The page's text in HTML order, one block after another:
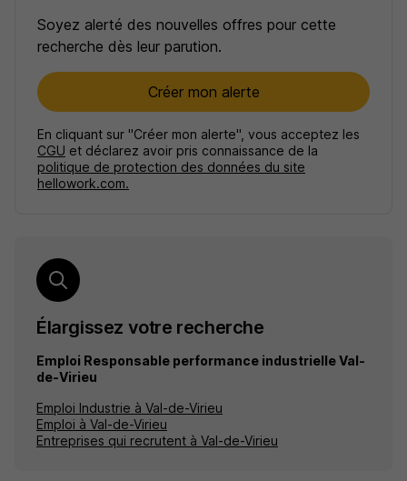
Soyez alerté des nouvelles offres pour cette
recherche dès leur parution.
Créer mon alerte
En cliquant sur "Créer mon alerte", vous acceptez les
CGU et déclarez avoir pris connaissance de la
politique de protection des données du site
hellowork.com.
Élargissez votre recherche
Emploi Responsable performance industrielle Val-
de-Virieu
Emploi Industrie à Val-de-Virieu
Emploi à Val-de-Virieu
Entreprises qui recrutent à Val-de-Virieu